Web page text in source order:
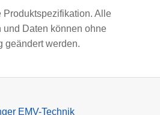
Produktspezifikation. Alle
und Daten können ohne
geändert werden.
EMV-Technik